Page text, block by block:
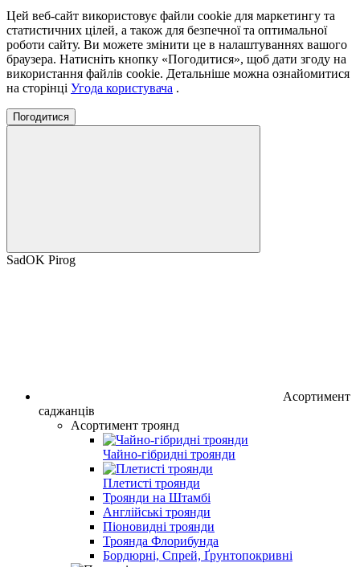
Цей веб-сайт використовує файли cookie для маркетингу та
статистичних цілей, а також для безпечної та оптимальної
роботи сайту. Ви можете змінити це в налаштуваннях вашого
браузера. Натисніть кнопку «Погодитися», щоб дати згоду на
використання файлів cookie. Детальніше можна ознайомитися
на сторінці Угода користувача .
Погодитися
SadOK Pirog
Асортимент
саджанців
Асортимент троянд
Чайно-гібридні троянди
Плетисті троянди
Троянди на Штамбі
Англійські троянди
Піоновидні троянди
Троянда Флорибунда
Бордюрні, Спрей, Ґрунтопокривні